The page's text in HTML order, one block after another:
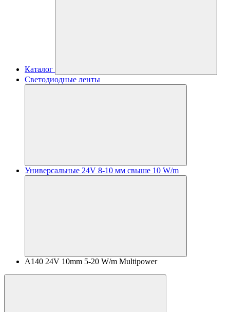
Каталог
Светодиодные ленты
Универсальные 24V 8-10 мм свыше 10 W/m
A140 24V 10mm 5-20 W/m Multipower